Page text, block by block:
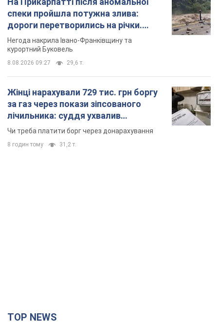
спеки пройшла потужна злива:
дороги перетворились на річки.
Відео
Негода накрила Івано-Франківщину та
курортний Буковель
8.08.2026 09:27 29,6 т.
Жінці нарахували 729 тис. грн боргу
за газ через покази зіпсованого
лічильника: суддя ухвалив
неочікуване рішення
Чи треба платити борг через донарахування
8 годин тому 31,2 т.
TOP NEWS